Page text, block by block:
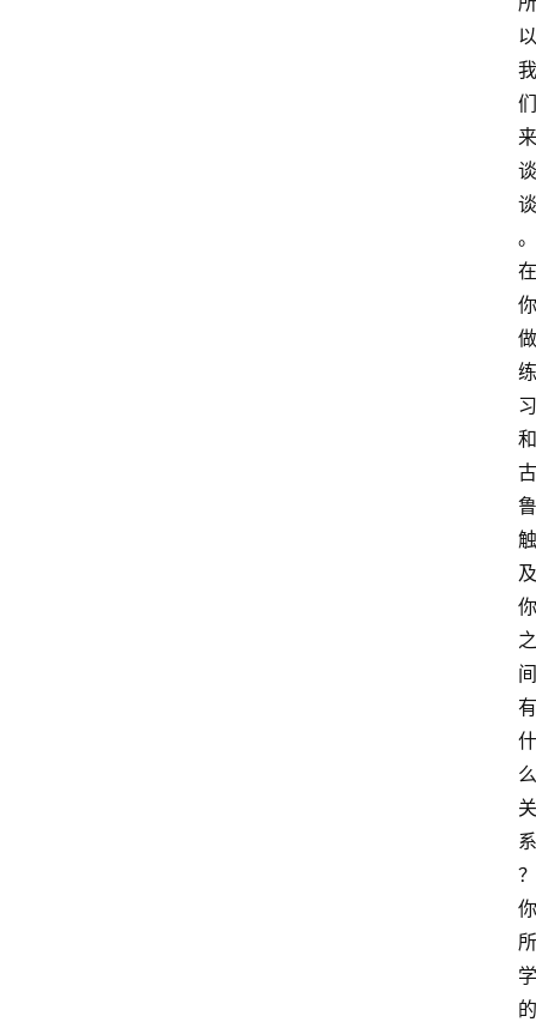
以
我
们
来
谈
谈
。
在
你
做
练
习
和
古
鲁
触
及
你
之
间
有
什
么
关
系
？
你
所
学
的